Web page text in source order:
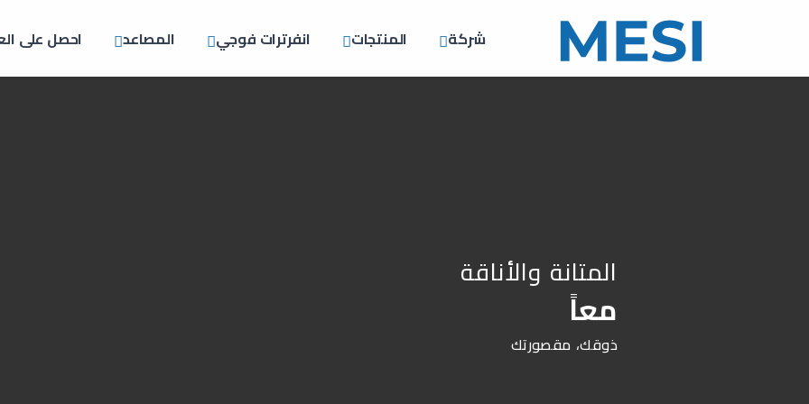
شركة المنتجات انفرترات فوجي المصاعد احصل على
المتانة والأناقة
معاً
ذوقك، مقصورتك